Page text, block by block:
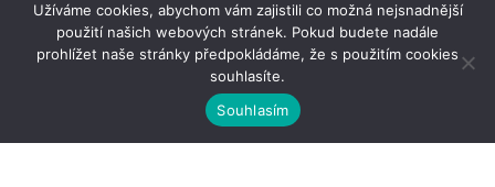
Užíváme cookies, abychom vám zajistili co možná nejsnadnější
použití našich webových stránek. Pokud budete nadále
prohlížet naše stránky předpokládáme, že s použitím cookies
souhlasíte.
Souhlasím